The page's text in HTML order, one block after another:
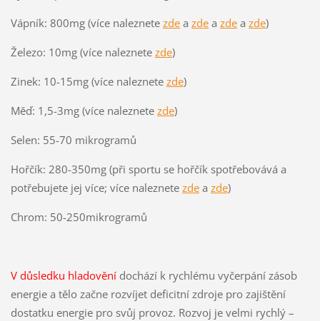
Vápník: 800mg (více naleznete zdea zdea zdea zde)
Železo: 10mg (více naleznete zde)
Zinek: 10-15mg (více naleznete zde)
Měď: 1,5-3mg (více naleznete zde)
Selen: 55-70 mikrogramů
Hořčík: 280-350mg (při sportu se hořčík spotřebovává a
potřebujete jej více; více naleznete zdea zde)
Chrom: 50-250mikrogramů
V důsledku hladověnídochází k rychlému vyčerpání zásob
energie a tělo začne rozvíjet deficitní zdroje pro zajištění
dostatku energie pro svůj provoz. Rozvoj je velmi rychlý –